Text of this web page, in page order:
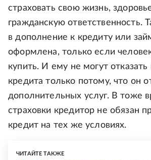
страховать свою жизнь,
гражданскую ответственность.
в дополнение к кредиту или
оформлена, только если
купить. И ему не могут отказать
кредита только потому, что он
дополнительных услуг. В тоже
страховки кредитор не обязан
кредит на тех же условиях.
ЧИТАЙТЕ ТАКЖЕ